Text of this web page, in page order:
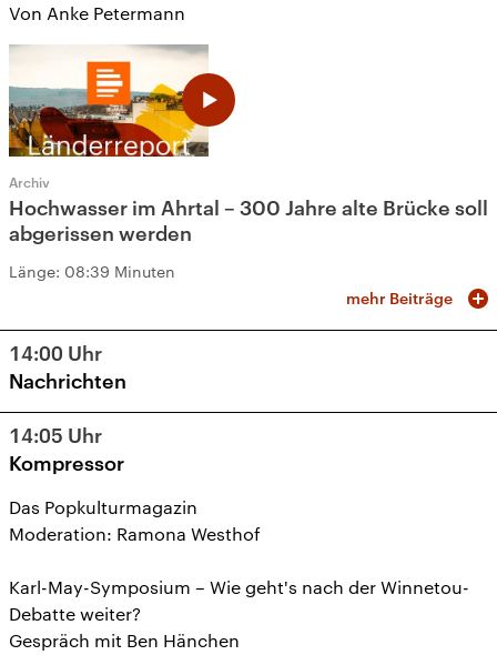
Von Anke Petermann
Archiv
Hochwasser im Ahrtal – 300 Jahre alte Brücke soll
abgerissen werden
Länge: 08:39 Minuten
mehr Beiträge
14:00 Uhr
Nachrichten
14:05 Uhr
Kompressor
Das Popkulturmagazin
Moderation: Ramona Westhof
Karl-May-Symposium – Wie geht's nach der Winnetou-
Debatte weiter?
Gespräch mit Ben Hänchen